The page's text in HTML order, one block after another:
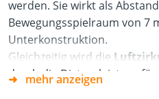
werden. Sie wirkt als
Bewegungsspielraum von 7
Unterkonstruktion.
Gleichzeitig wird die
durch die Distanzleiste
verhindern. Für die Montage
mehr anzeigen